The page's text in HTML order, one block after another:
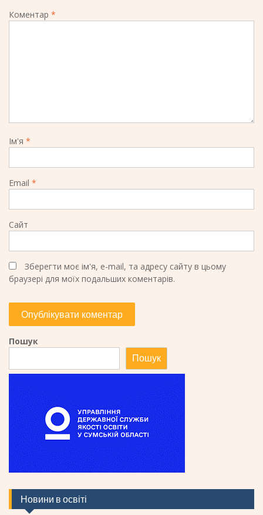
Коментар *
Ім'я *
Email *
Сайт
Зберегти моє ім'я, e-mail, та адресу сайту в цьому
браузері для моїх подальших коментарів.
Пошук
Пошук
Новини в освіті